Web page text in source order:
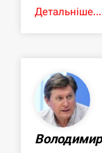
Детальніше...